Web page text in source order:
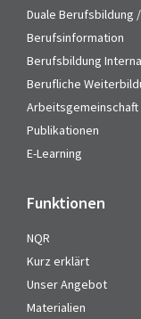
Duale Berufsbildung
Berufsinformation
Berufsbildung
Berufliche
Arbeitsgemeinschaft
Publikationen
E-Learning
Funktionen
NQR
Kurz erklärt
Unser Angebot
Materialien